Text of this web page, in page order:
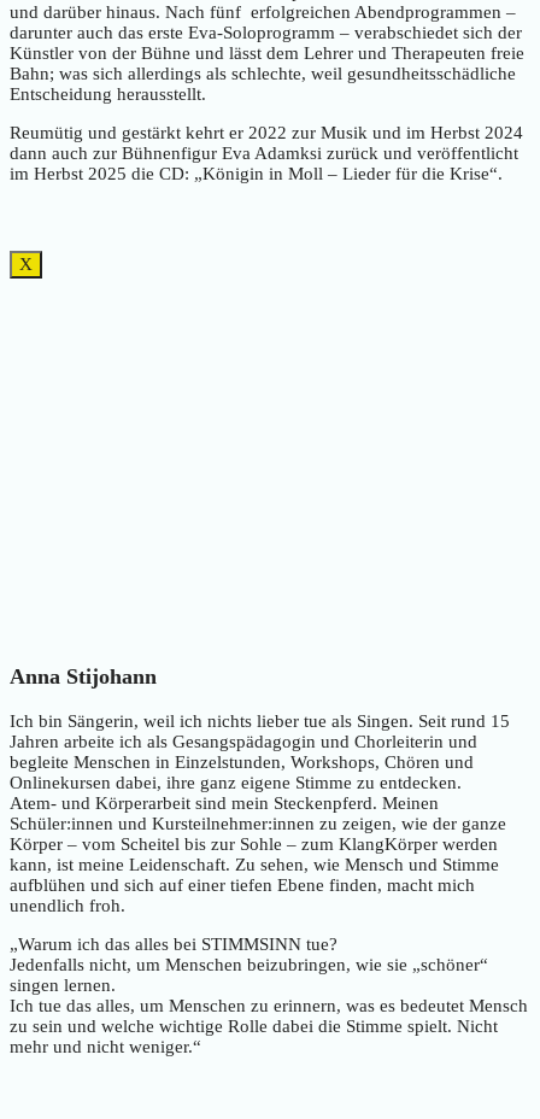
und darüber hinaus. Nach fünf erfolgreichen Abendprogrammen –
darunter auch das erste Eva-Soloprogramm – verabschiedet sich der
Künstler von der Bühne und lässt dem Lehrer und Therapeuten freie
Bahn; was sich allerdings als schlechte, weil gesundheitsschädliche
Entscheidung herausstellt.
Reumütig und gestärkt kehrt er 2022 zur Musik und im Herbst 2024
dann auch zur Bühnenfigur Eva Adamksi zurück und veröffentlicht
im Herbst 2025 die CD: „Königin in Moll – Lieder für die Krise“.
X
Anna Stijohann
Ich bin Sängerin, weil ich nichts lieber tue als Singen. Seit rund 15
Jahren arbeite ich als Gesangspädagogin und Chorleiterin und
begleite Menschen in Einzelstunden, Workshops, Chören und
Onlinekursen dabei, ihre ganz eigene Stimme zu entdecken.
Atem- und Körperarbeit sind mein Steckenpferd. Meinen
Schüler:innen und Kursteilnehmer:innen zu zeigen, wie der ganze
Körper – vom Scheitel bis zur Sohle – zum KlangKörper werden
kann, ist meine Leidenschaft. Zu sehen, wie Mensch und Stimme
aufblühen und sich auf einer tiefen Ebene finden, macht mich
unendlich froh.
„Warum ich das alles bei STIMMSINN tue?
Jedenfalls nicht, um Menschen beizubringen, wie sie „schöner“
singen lernen.
Ich tue das alles, um Menschen zu erinnern, was es bedeutet Mensch
zu sein und welche wichtige Rolle dabei die Stimme spielt. Nicht
mehr und nicht weniger.“